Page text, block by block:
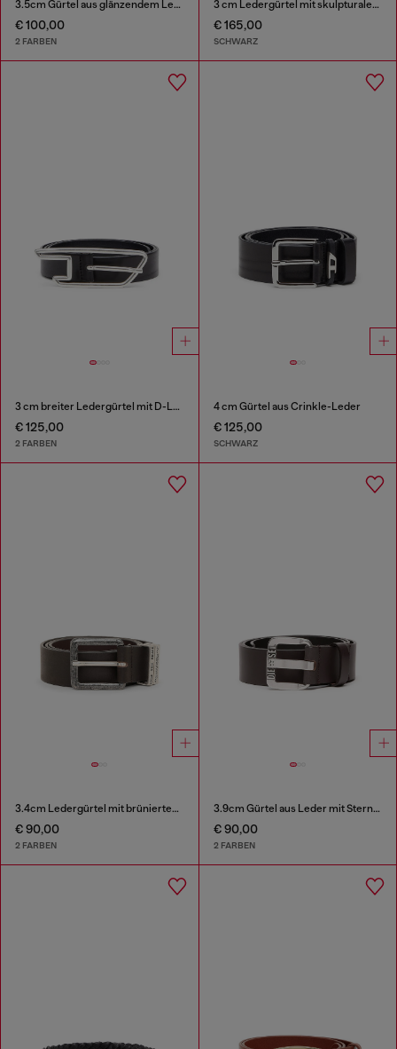
3.5cm Gürtel aus glänzendem Leder mit Logo-Schlaufe
€ 100,00
2 FARBEN
3 cm Ledergürtel mit skulpturaler Schnalle
€ 165,00
SCHWARZ
3 cm breiter Ledergürtel mit D-Logo-Schnalle
€ 125,00
2 FARBEN
4 cm Gürtel aus Crinkle-Leder
€ 125,00
SCHWARZ
3.4cm Ledergürtel mit brünierten Metallelementen
€ 90,00
2 FARBEN
3.9cm Gürtel aus Leder mit Sternen-Logo-Schließe aus Metall
€ 90,00
2 FARBEN